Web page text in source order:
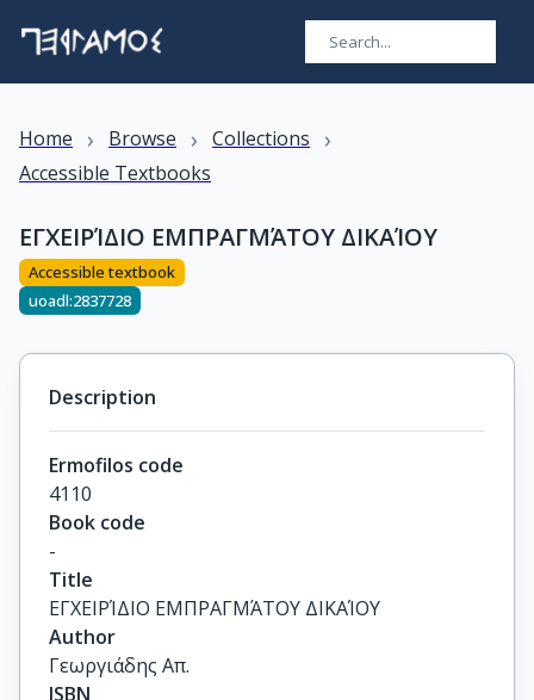
Home › Browse › Collections ›
Accessible Textbooks
ΕΓΧΕΙΡΊΔΙΟ ΕΜΠΡΑΓΜΆΤΟΥ ΔΙΚΑΊΟΥ
Accessible textbook
uoadl:2837728
Description
Ermofilos code
4110
Book code
-
Title
ΕΓΧΕΙΡΊΔΙΟ ΕΜΠΡΑΓΜΆΤΟΥ ΔΙΚΑΊΟΥ
Author
Γεωργιάδης Απ.
ISBN